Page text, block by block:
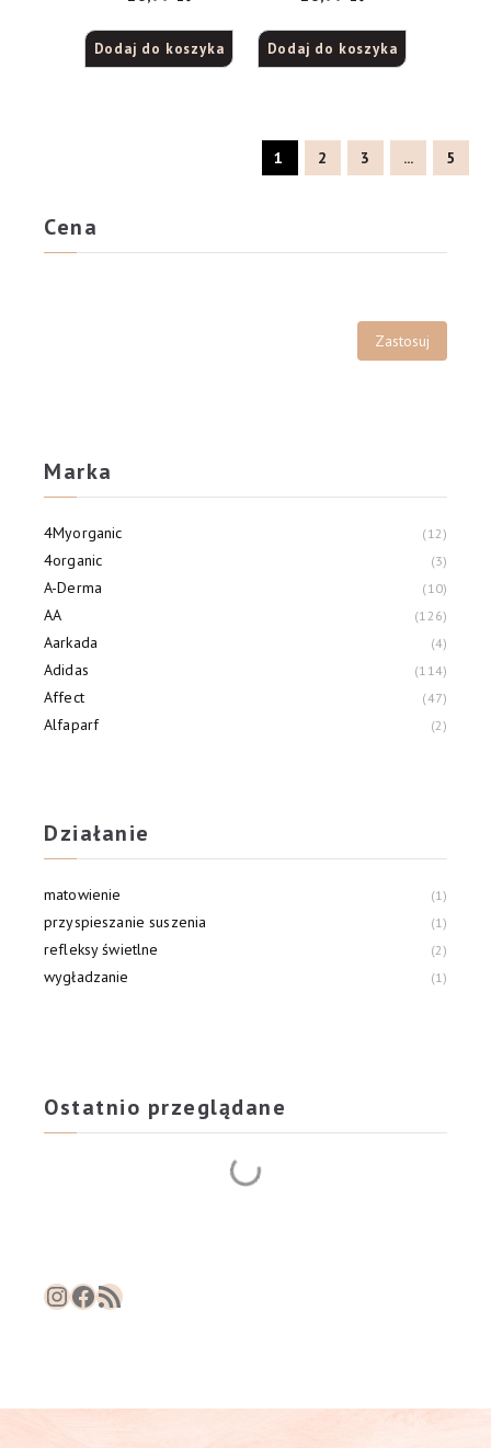
Dodaj do koszyka Dodaj do koszyka
1 2 3 ... 5
Cena
Marka
4Myorganic 12
4organic 3
A-Derma 10
AA 126
Aarkada 4
Adidas 114
Affect 47
Alfaparf 2
Działanie
matowienie 1
przyspieszanie suszenia 1
refleksy świetlne 2
wygładzanie 1
Ostatnio przeglądane
InstagramFacebook RSS Feed